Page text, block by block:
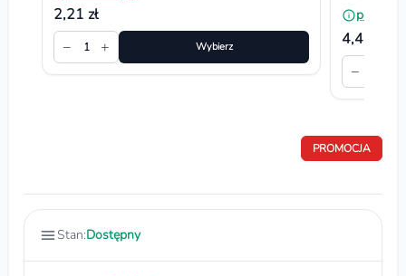
2,21 zł
−
1 + Wybierz
pokaż
4,49 zł
−
PROMOCJA
Stan:Dostępny